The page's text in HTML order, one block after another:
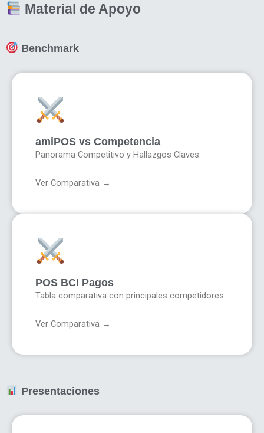
Material de Apoyo
Benchmark
amiPOS vs Competencia
Panorama Competitivo y Hallazgos Claves.
Ver Comparativa →
POS BCI Pagos
Tabla comparativa con principales competidores.
Ver Comparativa →
Presentaciones